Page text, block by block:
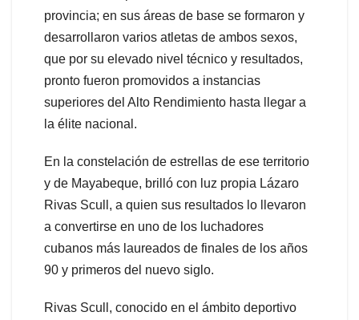
provincia; en sus áreas de base se formaron y
desarrollaron varios atletas de ambos sexos,
que por su elevado nivel técnico y resultados,
pronto fueron promovidos a instancias
superiores del Alto Rendimiento hasta llegar a
la élite nacional.
En la constelación de estrellas de ese territorio
y de Mayabeque, brilló con luz propia Lázaro
Rivas Scull, a quien sus resultados lo llevaron
a convertirse en uno de los luchadores
cubanos más laureados de finales de los años
90 y primeros del nuevo siglo.
Rivas Scull, conocido en el ámbito deportivo